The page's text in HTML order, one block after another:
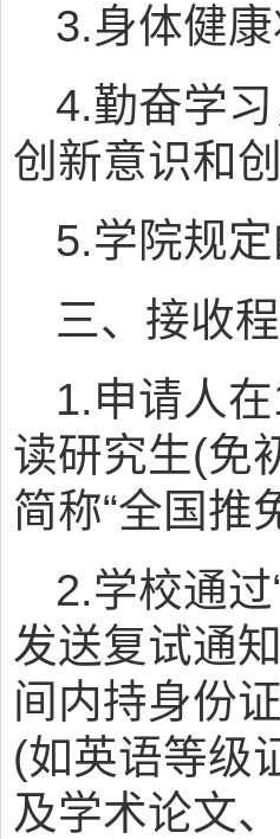
3.身体健
4.勤奋学
创新意识和
5.学院规
三、接收
1.申请人
读研究生(免
简称“全国推
2.学校通
发送复试通
间内持身份
(如英语等级
及学术论文